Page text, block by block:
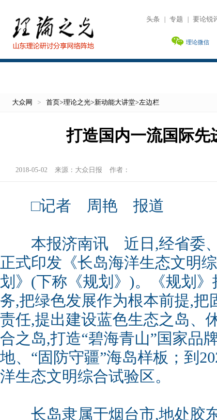
头条 专题 要论锐
理论微信
大众网 > 首页>理论之光>新动能大讲堂>左边栏
打造国内一流国际先
2018-05-02 来源： 大众日报 作者：
□记者 周艳 报道
本报济南讯 近日,经省委、
正式印发《长岛海洋生态文明
划》(下称《规划》)。《规划
务,把绿色发展作为根本前提,把
责任,提出建设蓝色生态之岛、
合之岛,打造“碧海青山”国家品
地、“固防守疆”海岛样板；到
洋生态文明综合试验区。
长岛隶属于烟台市,地处胶